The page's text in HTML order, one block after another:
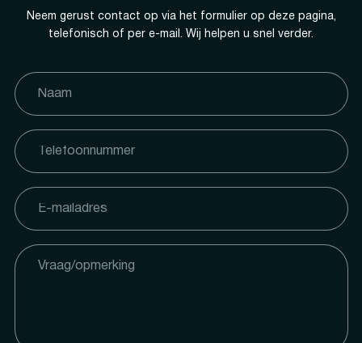
Neem gerust contact op via het formulier op deze pagina,
telefonisch of per e-mail. Wij helpen u snel verder.